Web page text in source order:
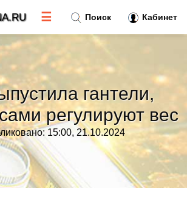
гантели,
регулируют вес
15:00, 21.10.2024
Поиск Кабинет
☰
»